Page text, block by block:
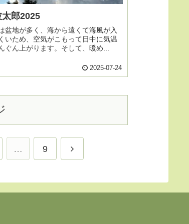
太郎2025
盆地が多く、海から遠くて海風が入
いため、空気がこもって日中に気温
ぐん上がります。そして、暖め...
2025-07-24
… 9